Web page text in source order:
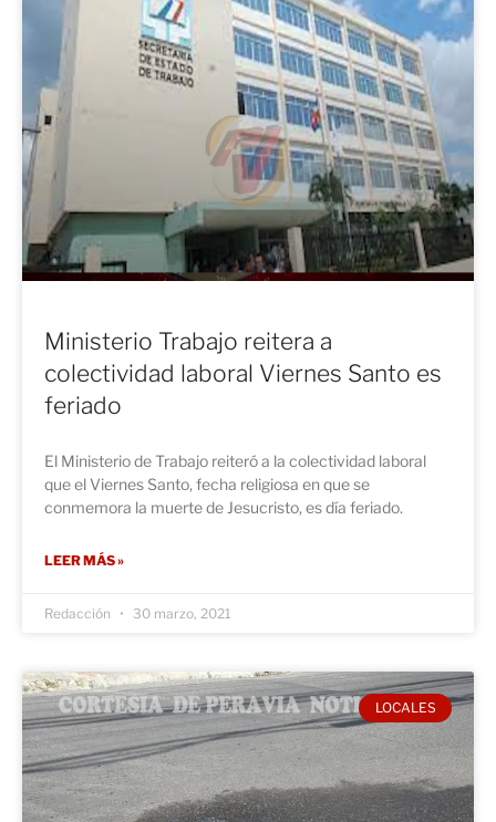
Ministerio Trabajo reitera a
colectividad laboral Viernes Santo es
feriado
El Ministerio de Trabajo reiteró a la colectividad laboral
que el Viernes Santo, fecha religiosa en que se
conmemora la muerte de Jesucristo, es día feriado.
LEER MÁS »
Redacción 30 marzo, 2021
LOCALES